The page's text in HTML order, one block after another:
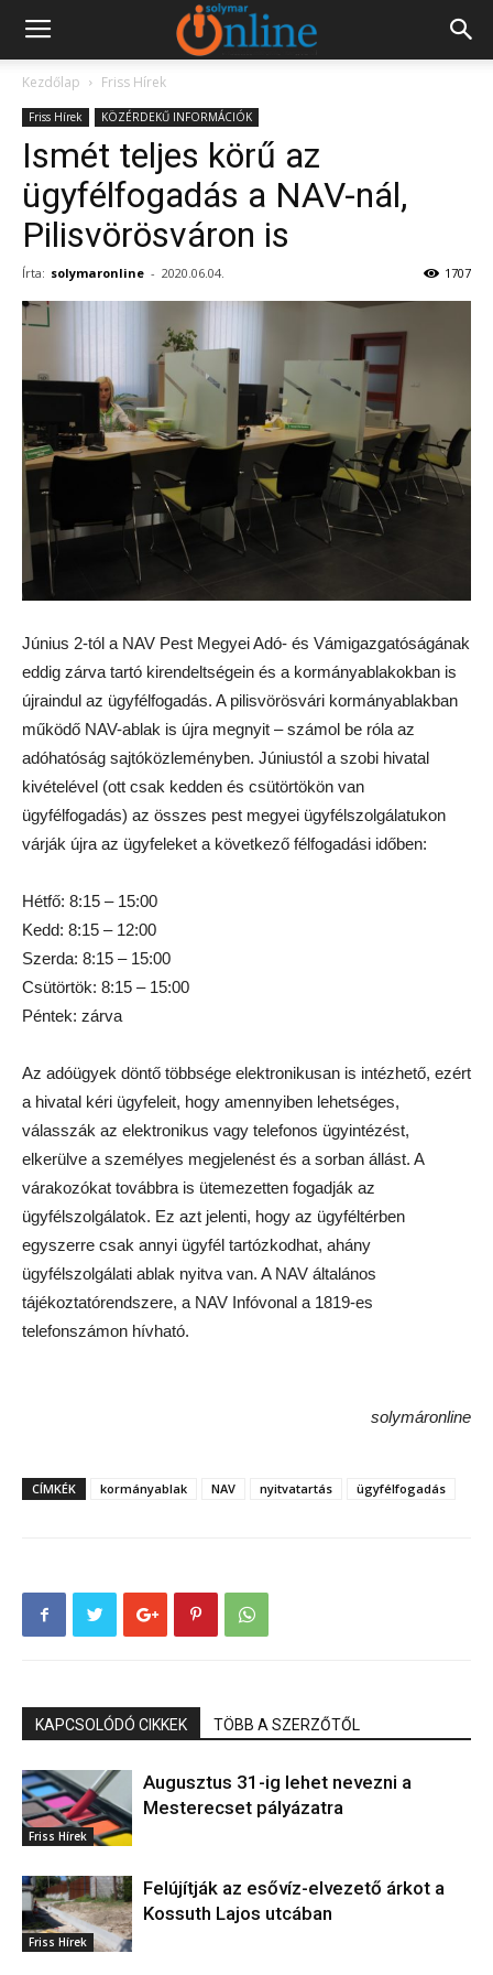
Kezdőlap Friss Hírek
Friss Hírek KÖZÉRDEKŰ INFORMÁCIÓK
Ismét teljes körű az
ügyfélfogadás a NAV-nál,
Pilisvörösváron is
Írta: solymaronline - 2020.06.04. 1707
Június 2-tól a NAV Pest Megyei Adó- és Vámigazgatóságának
eddig zárva tartó kirendeltségein és a kormányablakokban is
újraindul az ügyfélfogadás. A pilisvörösvári kormányablakban
működő NAV-ablak is újra megnyit – számol be róla az
adóhatóság sajtóközleményben. Júniustól a szobi hivatal
kivételével (ott csak kedden és csütörtökön van
ügyfélfogadás) az összes pest megyei ügyfélszolgálatukon
várják újra az ügyfeleket a következő félfogadási időben:
Hétfő: 8:15 – 15:00
Kedd: 8:15 – 12:00
Szerda: 8:15 – 15:00
Csütörtök: 8:15 – 15:00
Péntek: zárva
Az adóügyek döntő többsége elektronikusan is intézhető, ezért
a hivatal kéri ügyfeleit, hogy amennyiben lehetséges,
válasszák az elektronikus vagy telefonos ügyintézést,
elkerülve a személyes megjelenést és a sorban állást. A
várakozókat továbbra is ütemezetten fogadják az
ügyfélszolgálatok. Ez azt jelenti, hogy az ügyféltérben
egyszerre csak annyi ügyfél tartózkodhat, ahány
ügyfélszolgálati ablak nyitva van. A NAV általános
tájékoztatórendszere, a NAV Infóvonal a 1819-es
telefonszámon hívható.
solymáronline
CÍMKÉK kormányablak NAV nyitvatartás ügyfélfogadás
KAPCSOLÓDÓ CIKKEK TÖBB A SZERZŐTŐL
Friss Hírek
Augusztus 31-ig lehet nevezni a
Mesterecset pályázatra
Friss Hírek
Felújítják az esővíz-elvezető árkot a
Kossuth Lajos utcában